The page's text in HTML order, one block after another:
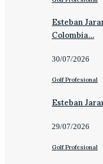
Esteban
Colombia…
30/07/2026
Golf Profesional
Esteban
29/07/2026
Golf Profesional